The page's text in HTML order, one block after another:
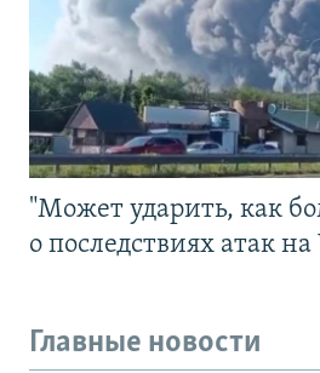
"Может ударить, как
о последствиях атак
Главные новости